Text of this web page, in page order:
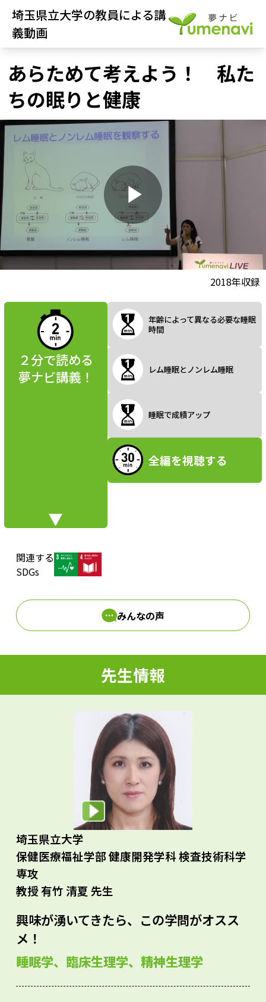
埼玉県立大学の教員による講
義動画
あらためて考えよう！ 私た
ちの眠りと健康
P
a
y
V
e
o
2018年収録
２分で読める
夢ナビ講義！
年齢によって異なる必要な睡眠
時間
レム睡眠とノンレム睡眠
睡眠で成績アップ
全編を視聴する
関連する
SDGs
みんなの声
先生情報
埼玉県立大学
保健医療福祉学部 健康開発学科 検査技術科学
専攻
教授 有竹 清夏 先生
興味が湧いてきたら、この学問がオスス
メ！
睡眠学、臨床生理学、精神生理学